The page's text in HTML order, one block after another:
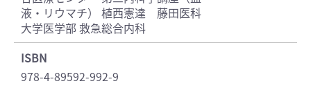
液・リウマチ） 植西憲達 藤田医科
大学医学部 救急総合内科
ISBN
978-4-89592-992-9